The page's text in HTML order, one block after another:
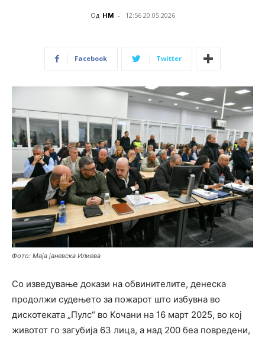
Од НМ - 12:56 20.05.2026
Facebook Twitter
Фото: Маја јаневска Илиева
Со изведување докази на обвинителите, денеска
продолжи судењето за пожарот што избувна во
дискотеката „Пулс“ во Кочани на 16 март 2025, во кој
животот го загубија 63 лица, а над 200 беа повредени,